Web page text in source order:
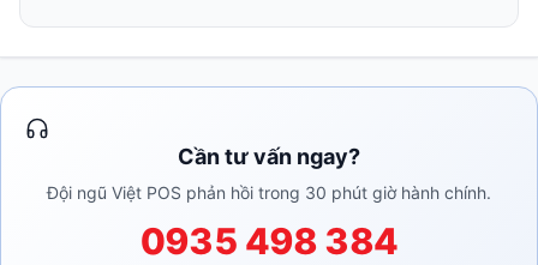
Cần tư vấn ngay?
Đội ngũ Việt POS phản hồi trong 30 phút giờ hành chính.
0935 498 384